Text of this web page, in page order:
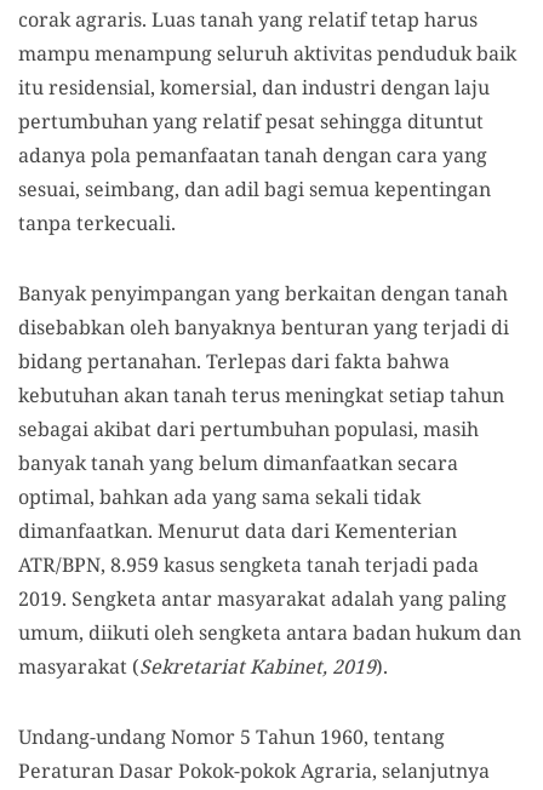
corak agraris. Luas tanah yang relatif tetap harus
mampu menampung seluruh aktivitas penduduk baik
itu residensial, komersial, dan industri dengan laju
pertumbuhan yang relatif pesat sehingga dituntut
adanya pola pemanfaatan tanah dengan cara yang
sesuai, seimbang, dan adil bagi semua kepentingan
tanpa terkecuali.
Banyak penyimpangan yang berkaitan dengan tanah
disebabkan oleh banyaknya benturan yang terjadi di
bidang pertanahan. Terlepas dari fakta bahwa
kebutuhan akan tanah terus meningkat setiap tahun
sebagai akibat dari pertumbuhan populasi, masih
banyak tanah yang belum dimanfaatkan secara
optimal, bahkan ada yang sama sekali tidak
dimanfaatkan. Menurut data dari Kementerian
ATR/BPN, 8.959 kasus sengketa tanah terjadi pada
2019. Sengketa antar masyarakat adalah yang paling
umum, diikuti oleh sengketa antara badan hukum dan
masyarakat (Sekretariat Kabinet, 2019).
Undang-undang Nomor 5 Tahun 1960, tentang
Peraturan Dasar Pokok-pokok Agraria, selanjutnya